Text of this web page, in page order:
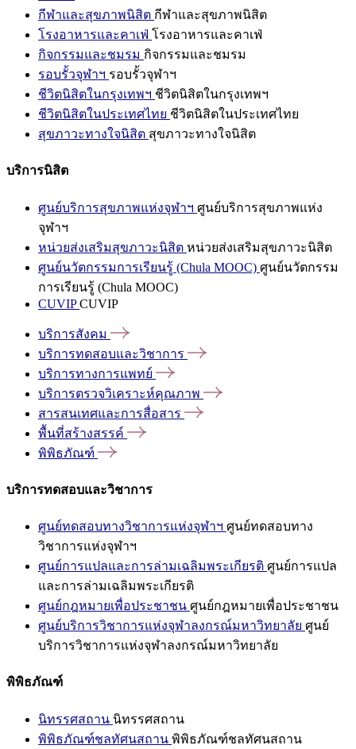
กีฬาและสุขภาพนิสิต กีฬาและสุขภาพนิสิต
โรงอาหารและคาเฟ่ โรงอาหารและคาเฟ่
กิจกรรมและชมรม กิจกรรมและชมรม
รอบรั้วจุฬาฯ รอบรั้วจุฬาฯ
ชีวิตนิสิตในกรุงเทพฯ ชีวิตนิสิตในกรุงเทพฯ
ชีวิตนิสิตในประเทศไทย ชีวิตนิสิตในประเทศไทย
สุขภาวะทางใจนิสิต สุขภาวะทางใจนิสิต
บริการนิสิต
ศูนย์บริการสุขภาพแห่งจุฬาฯ ศูนย์บริการสุขภาพแห่ง
จุฬาฯ
หน่วยส่งเสริมสุขภาวะนิสิต หน่วยส่งเสริมสุขภาวะนิสิต
ศูนย์นวัตกรรมการเรียนรู้ (Chula MOOC) ศูนย์นวัตกรรม
การเรียนรู้ (Chula MOOC)
CUVIPCUVIP
บริการสังคม
บริการทดสอบและวิชาการ
บริการทางการแพทย์
บริการตรวจวิเคราะห์คุณภาพ
สารสนเทศและการสื่อสาร
พื้นที่สร้างสรรค์
พิพิธภัณฑ์
บริการทดสอบและวิชาการ
ศูนย์ทดสอบทางวิชาการแห่งจุฬาฯ ศูนย์ทดสอบทาง
วิชาการแห่งจุฬาฯ
ศูนย์การแปลและการล่ามเฉลิมพระเกียรติ ศูนย์การแปล
และการล่ามเฉลิมพระเกียรติ
ศูนย์กฎหมายเพื่อประชาชน ศูนย์กฎหมายเพื่อประชาชน
ศูนย์บริการวิชาการแห่งจุฬาลงกรณ์มหาวิทยาลัย ศูนย์
บริการวิชาการแห่งจุฬาลงกรณ์มหาวิทยาลัย
พิพิธภัณฑ์
นิทรรศสถาน นิทรรศสถาน
พิพิธภัณฑ์ชลทัศนสถาน พิพิธภัณฑ์ชลทัศนสถาน